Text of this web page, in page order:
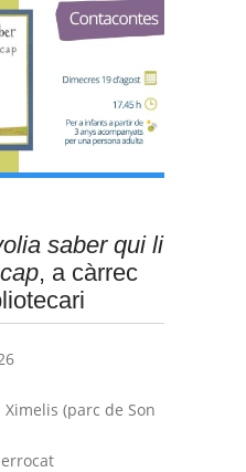
saber qui li
, a càrrec
(parc de Son